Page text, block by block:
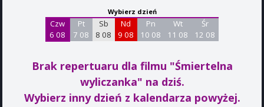
Wybierz dzień
Czw
6 08
Pt
7 08
Sb
8 08
Nd
9 08
Pn
10 08
Wt
11 08
Śr
12 08
Brak repertuaru dla filmu "Śmiertelna
wyliczanka" na dziś.
Wybierz inny dzień z kalendarza powyżej.